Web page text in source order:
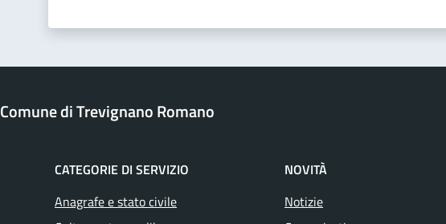
Comune di Trevignano Romano
CATEGORIE DI SERVIZIO
Anagrafe e stato civile
NOVITÀ
Notizie